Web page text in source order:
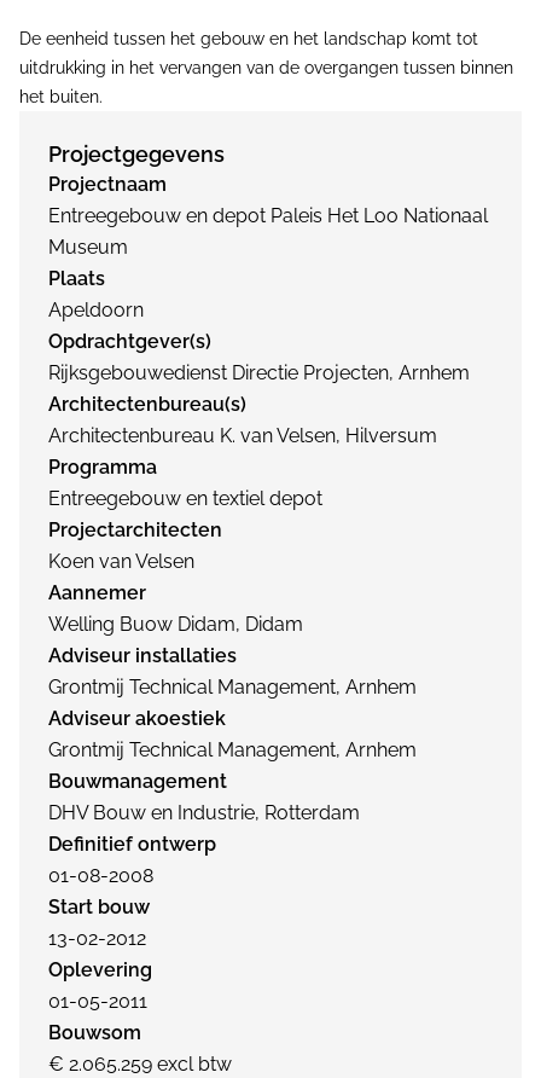
De eenheid tussen het gebouw en het landschap komt tot
uitdrukking in het vervangen van de overgangen tussen binnen
het buiten.
Projectgegevens
Projectnaam
Entreegebouw en depot Paleis Het Loo Nationaal
Museum
Plaats
Apeldoorn
Opdrachtgever(s)
Rijksgebouwedienst Directie Projecten, Arnhem
Architectenbureau(s)
Architectenbureau K. van Velsen, Hilversum
Programma
Entreegebouw en textiel depot
Projectarchitecten
Koen van Velsen
Aannemer
Welling Buow Didam, Didam
Adviseur installaties
Grontmij Technical Management, Arnhem
Adviseur akoestiek
Grontmij Technical Management, Arnhem
Bouwmanagement
DHV Bouw en Industrie, Rotterdam
Definitief ontwerp
01-08-2008
Start bouw
13-02-2012
Oplevering
01-05-2011
Bouwsom
€ 2.065.259 excl btw